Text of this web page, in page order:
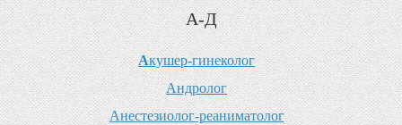
А-Д
Акушер-гинеколог
Андролог
Анестезиолог-реаниматолог